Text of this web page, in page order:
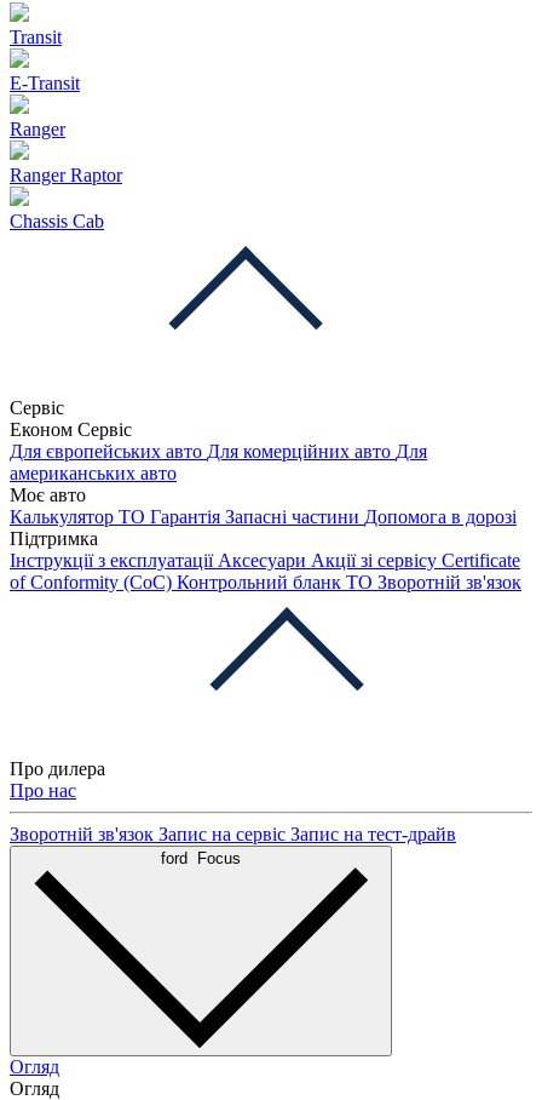
Transit
E-Transit
Ranger
Ranger Raptor
Chassis Cab
Сервіс
Економ Сервіс
Для європейських авто Для комерційних авто Для
американських авто
Моє авто
Калькулятор ТО Гарантія Запасні частини Допомога в дорозі
Підтримка
Інструкції з експлуатації Аксесуари Акції зі сервісу Certificate
of Conformity (CoC) Контрольний бланк ТО Зворотній зв'язок
Про дилера
Про нас
Зворотній зв'язок Запис на сервіс Запис на тест-драйв
ford Focus
Огляд
Огляд